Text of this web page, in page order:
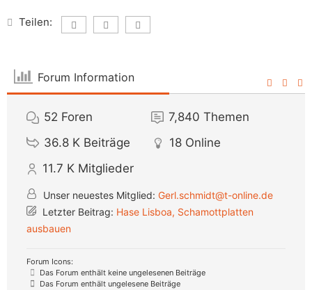
Teilen:
Forum Information
52 Foren 7,840 Themen
36.8 K Beiträge 18 Online
11.7 K Mitglieder
Unser neuestes Mitglied: Gerl.schmidt@t-online.de
Letzter Beitrag: Hase Lisboa, Schamottplatten
ausbauen
Forum Icons:
Das Forum enthält keine ungelesenen Beiträge
Das Forum enthält ungelesene Beiträge